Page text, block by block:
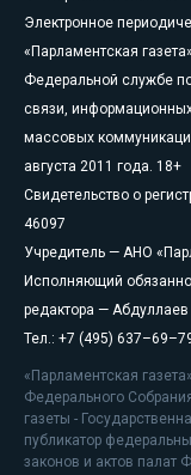
Электронное
«Парламентская
Федеральной службе
связи,
массовых
августа 2011 года. 18+
Свидетельство о
46097
Учредитель — АНО
Исполняющий
редактора —
Тел.: +7 (495)
«Парламентская
Федерального
газеты -
публикатор
законов и актов палат